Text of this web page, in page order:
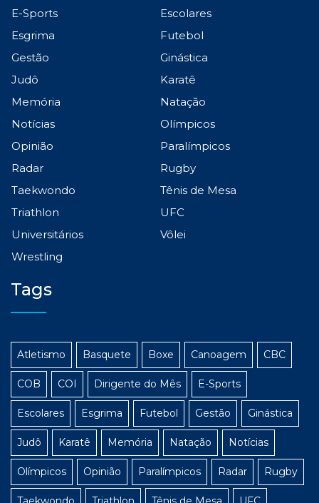
E-Sports
Escolares
Esgrima
Futebol
Gestão
Ginástica
Judô
Karatê
Memória
Natação
Notícias
Olímpicos
Opinião
Paralímpicos
Radar
Rugby
Taekwondo
Tênis de Mesa
Triathlon
UFC
Universitários
Vôlei
Wrestling
Tags
Atletismo Basquete Boxe Canoagem CBC
COB COI Dirigente do Mês E-Sports
Escolares Esgrima Futebol Gestão Ginástica
Judô Karatê Memória Natação Notícias
Olímpicos Opinião Paralímpicos Radar Rugby